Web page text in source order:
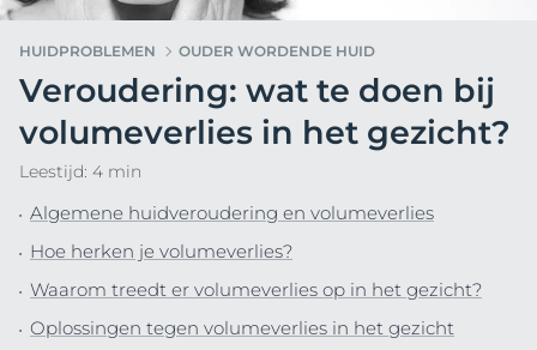
HUIDPROBLEMEN OUDER WORDENDE HUID
Veroudering: wat te doen bij
volumeverlies in het gezicht?
Leestijd: 4 min
Algemene huidveroudering en volumeverlies
Hoe herken je volumeverlies?
Waarom treedt er volumeverlies op in het gezicht?
Oplossingen tegen volumeverlies in het gezicht